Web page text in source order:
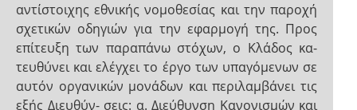
αντίστοιχης εθνικής νομοθεσίας και την παροχή
σχετικών οδηγιών για την εφαρμογή της. Προς
επίτευξη των παραπάνω στόχων, ο Κλάδος κα-
τευθύνει και ελέγχει το έργο των υπαγόμενων σε
αυτόν οργανικών μονάδων και περιλαμβάνει τις
εξής Διευθύν- σεις: α. Διεύθυνση Κανονισμών και